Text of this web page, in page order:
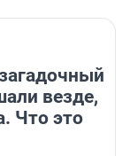
везде,
Что это